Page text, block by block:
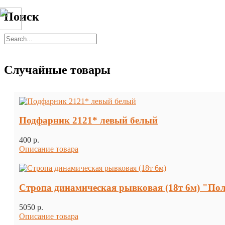
Поиск
Случайные товары
Подфарник 2121* левый белый
400 p.
Описание товара
Стропа динамическая рывковая (18т 6м)
5050 p.
Описание товара